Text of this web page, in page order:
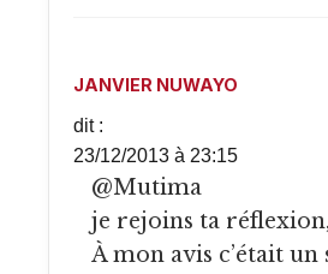
JANVIER NUWAYO
dit :
23/12/2013 à 23:15
@Mutima
je rejoins ta
À mon avis c’était